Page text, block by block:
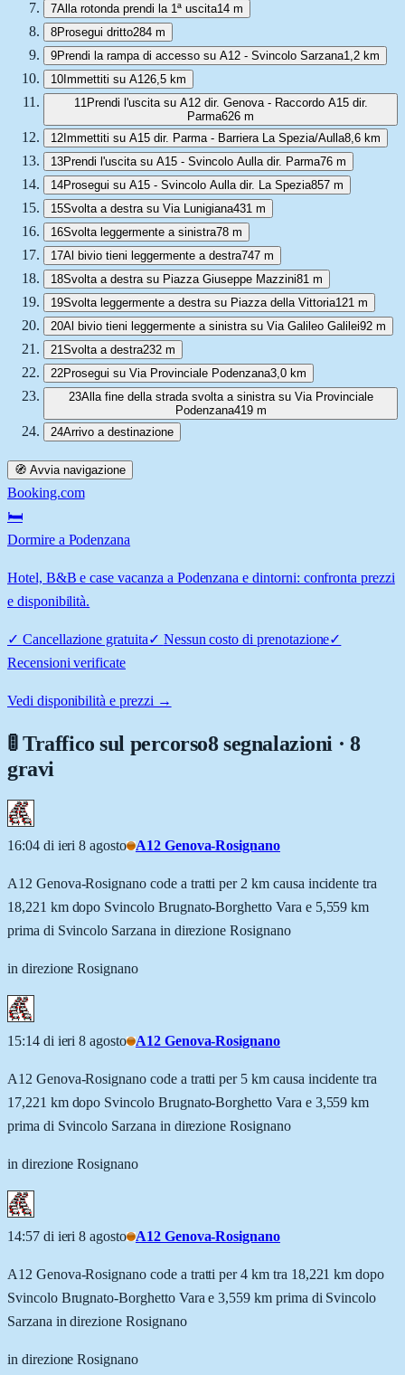
7Alla rotonda prendi la 1ª uscita14 m
8Prosegui dritto284 m
9Prendi la rampa di accesso su A12 - Svincolo Sarzana1,2 km
10Immettiti su A126,5 km
11 Prendi l'uscita su A12 dir. Genova - Raccordo A15 dir.
Parma626 m
12Immettiti su A15 dir. Parma - Barriera La Spezia/Aulla8,6 km
13Prendi l'uscita su A15 - Svincolo Aulla dir. Parma76 m
14Prosegui su A15 - Svincolo Aulla dir. La Spezia857 m
15Svolta a destra su Via Lunigiana431 m
16Svolta leggermente a sinistra78 m
17Al bivio tieni leggermente a destra747 m
18Svolta a destra su Piazza Giuseppe Mazzini81 m
19Svolta leggermente a destra su Piazza della Vittoria121 m
20Al bivio tieni leggermente a sinistra su Via Galileo Galilei92 m
21Svolta a destra232 m
22Prosegui su Via Provinciale Podenzana3,0 km
23Alla fine della strada svolta a sinistra su Via Provinciale
Podenzana419 m
24Arrivo a destinazione
🧭 Avvia navigazione
Booking.com
🛏️
Dormire a Podenzana
Hotel, B&B e case vacanza a Podenzana e dintorni: confronta prezzi
e disponibilità.
✓ Cancellazione gratuita✓ Nessun costo di prenotazione✓
Recensioni verificate
Vedi disponibilità e prezzi →
🚦 Traffico sul percorso8 segnalazioni · 8
gravi
16:04 di ieri 8 agosto A12 Genova-Rosignano
A12 Genova-Rosignano code a tratti per 2 km causa incidente tra
18,221 km dopo Svincolo Brugnato-Borghetto Vara e 5,559 km
prima di Svincolo Sarzana in direzione Rosignano
in direzione Rosignano
15:14 di ieri 8 agosto A12 Genova-Rosignano
A12 Genova-Rosignano code a tratti per 5 km causa incidente tra
17,221 km dopo Svincolo Brugnato-Borghetto Vara e 3,559 km
prima di Svincolo Sarzana in direzione Rosignano
in direzione Rosignano
14:57 di ieri 8 agosto A12 Genova-Rosignano
A12 Genova-Rosignano code a tratti per 4 km tra 18,221 km dopo
Svincolo Brugnato-Borghetto Vara e 3,559 km prima di Svincolo
Sarzana in direzione Rosignano
in direzione Rosignano